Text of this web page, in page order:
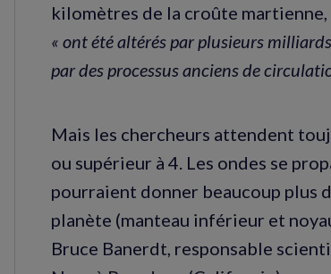
kilomètres de la croûte
« ont été altérés par plusieurs
par des processus anciens de
Mais les chercheurs attendent
ou supérieur à 4. Les ondes se
pourraient donner beaucoup plus
planète (manteau inférieur et
Bruce Banerdt, responsable